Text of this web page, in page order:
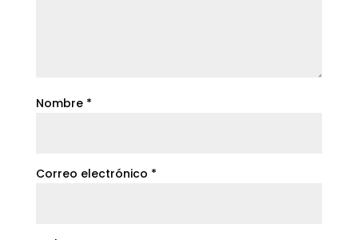
Nombre *
Correo electrónico *